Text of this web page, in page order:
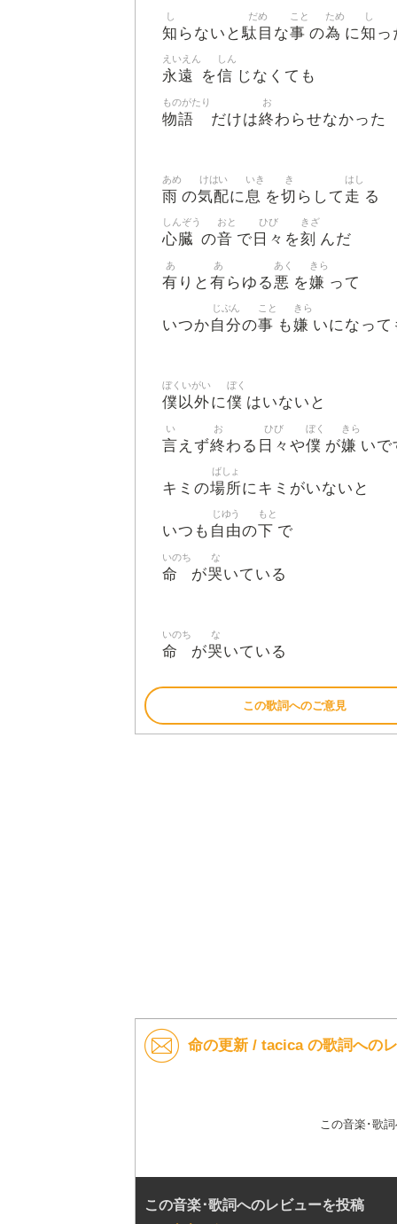
知
し
らないと駄目
だめ
な事
こと
の為
ため
に知
し
っ
永遠
えいえん
を信
しん
じなくても
物語
ものがたり
だけは終
お
わらせなかった
雨
あめ
の気配
けはい
に息
いき
を切
き
らして 走
はし
る
心臓
しんぞう
の音
おと
で 日々
ひび
を刻
きざ
んだ
有
あ
りと 有
あ
らゆる 悪
あく
を嫌
きら
って
いつか自分
じぶん
の事
こと
も嫌
きら
いになって
僕以外
ぼくいがい
に僕
ぼく
はいないと
言
い
えず終
お
わる 日々
ひび
や僕
ぼく
が嫌
きら
いで
キミの場所
ばしょ
にキミがいないと
いつも 自由
じゆう
の下
もと
で
命
いのち
が哭
な
いている
命
いのち
が哭
な
いている
この歌詞へのご意見
命の更新 / tacica の歌詞への
この音楽･歌
この音楽･歌詞へのレビューを投稿